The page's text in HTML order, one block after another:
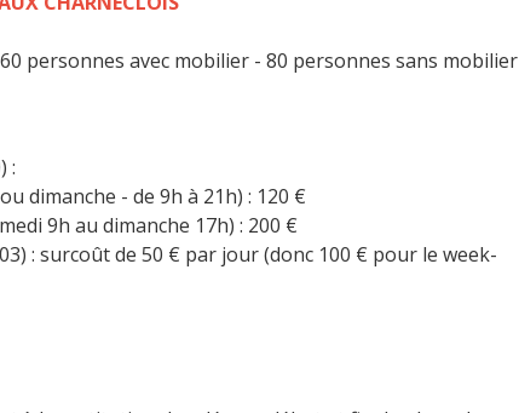
60 personnes avec mobilier - 80 personnes sans mobilier
:
dimanche - de 9h à 21h) : 120 €
9h au dimanche 17h) : 200 €
: surcoût de 50 € par jour (donc 100 € pour le week-